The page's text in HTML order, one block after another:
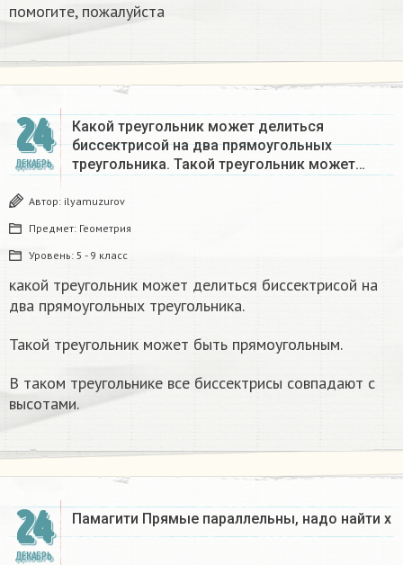
помогите, пожалуйста ​
24
ДЕКАБРЬ
Какой треугольник может делиться
биссектрисой на два прямоугольных
треугольника. Такой треугольник может…
Автор: ilyamuzurov
Предмет: Геометрия
Уровень: 5 - 9 класс
какой треугольник может делиться биссектрисой на
два прямоугольных треугольника.
Такой треугольник может быть прямоугольным.
В таком треугольнике все биссектрисы совпадают с
высотами.
24
ДЕКАБРЬ
Памагити Прямые параллельны, надо найти x